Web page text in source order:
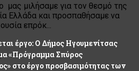
μας μιλήσαμε για τον θεσμό της
Ελλάδα και προσπαθήσαμε να
επρόκ...
έργο: Ο Δήμος Ηγουμενίτσας
«Πρόγραμμα Σπύρος
στο έργο προσβασιμότητας των